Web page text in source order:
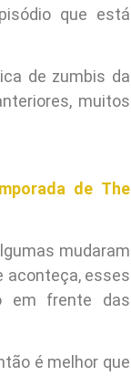
que está
de zumbis da
muitos
de The
mudaram
aconteça, esses
em frente das
é melhor que